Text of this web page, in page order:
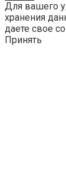
Для вашего
хранения
даете свое
Принять